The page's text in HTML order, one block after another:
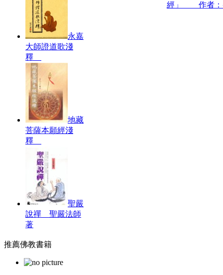
永嘉
大師證道歌淺
釋
地藏
菩薩本願經淺
釋
聖嚴
說禪 聖嚴法師
著
經」 作者：
推薦佛教書籍